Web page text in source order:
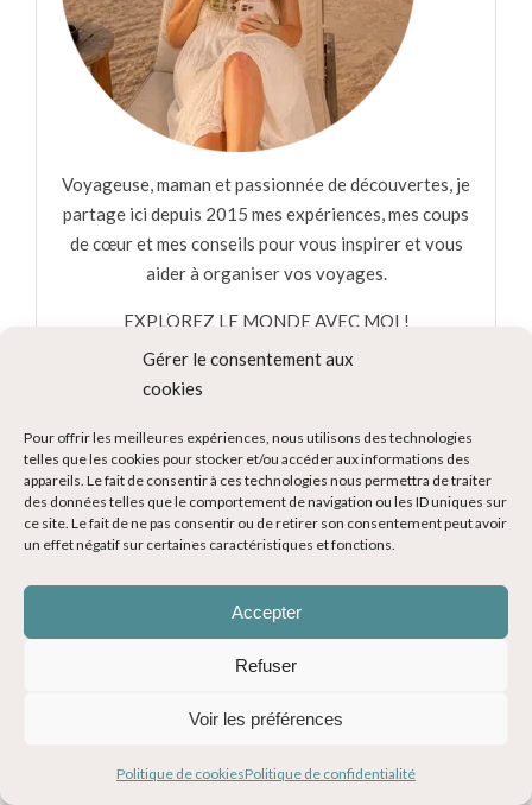
Gérer le consentement aux
cookies
Pour offrir les meilleures expériences, nous utilisons des technologies
telles que les cookies pour stocker et/ou accéder aux informations des
appareils. Le fait de consentir à ces technologies nous permettra de traiter
des données telles que le comportement de navigation ou les ID uniques sur
ce site. Le fait de ne pas consentir ou de retirer son consentement peut avoir
un effet négatif sur certaines caractéristiques et fonctions.
Accepter
Refuser
Voir les préférences
Politique de cookiesPolitique de confidentialité
Voyageuse, maman et passionnée de découvertes, je
partage ici depuis 2015 mes expériences, mes coups
de cœur et mes conseils pour vous inspirer et vous
aider à organiser vos voyages.
EXPLOREZ LE MONDE AVEC MOI !
Rechercher sur le blog
Rejoignez-moi sur Instagram